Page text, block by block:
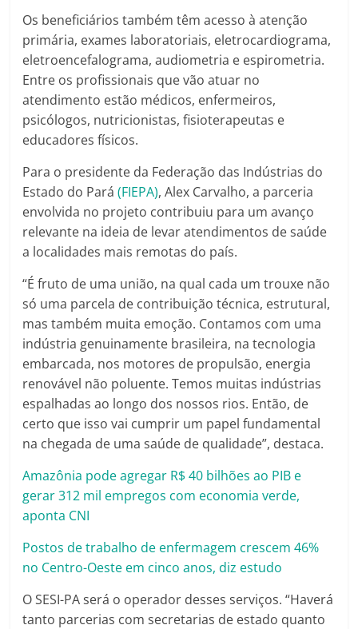
Os beneficiários também têm acesso à atenção
primária, exames laboratoriais, eletrocardiograma,
eletroencefalograma, audiometria e espirometria.
Entre os profissionais que vão atuar no
atendimento estão médicos, enfermeiros,
psicólogos, nutricionistas, fisioterapeutas e
educadores físicos.
Para o presidente da Federação das Indústrias do
Estado do Pará(FIEPA), Alex Carvalho, a parceria
envolvida no projeto contribuiu para um avanço
relevante na ideia de levar atendimentos de saúde
a localidades mais remotas do país.
“É fruto de uma união, na qual cada um trouxe não
só uma parcela de contribuição técnica, estrutural,
mas também muita emoção. Contamos com uma
indústria genuinamente brasileira, na tecnologia
embarcada, nos motores de propulsão, energia
renovável não poluente. Temos muitas indústrias
espalhadas ao longo dos nossos rios. Então, de
certo que isso vai cumprir um papel fundamental
na chegada de uma saúde de qualidade”, destaca.
Amazônia pode agregar R$ 40 bilhões ao PIB e
gerar 312 mil empregos com economia verde,
aponta CNI
Postos de trabalho de enfermagem crescem 46%
no Centro-Oeste em cinco anos, diz estudo
O SESI-PA será o operador desses serviços. “Haverá
tanto parcerias com secretarias de estado quanto